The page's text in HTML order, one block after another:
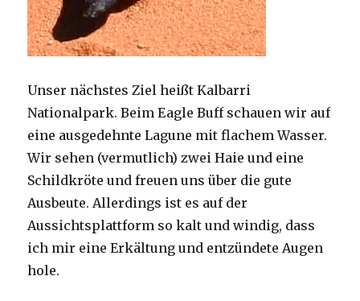
Unser nächstes Ziel heißt Kalbarri
Nationalpark. Beim Eagle Buff schauen wir auf
eine ausgedehnte Lagune mit flachem Wasser.
Wir sehen (vermutlich) zwei Haie und eine
Schildkröte und freuen uns über die gute
Ausbeute. Allerdings ist es auf der
Aussichtsplattform so kalt und windig, dass
ich mir eine Erkältung und entzündete Augen
hole.